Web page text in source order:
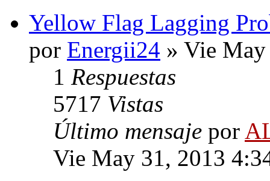
Yellow Flag Lagging
por Energii24 » Vie
1 Respuestas
5717 Vistas
Último mensaje por
Vie May 31, 2013